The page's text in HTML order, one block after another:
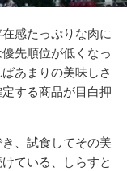
感たっぷりな肉に
先順位が低くなっ
あまりの美味しさ
する商品が目白押
、試食してその美
ている、しらすと